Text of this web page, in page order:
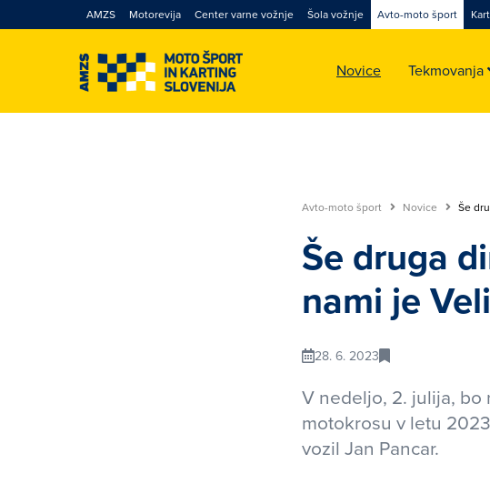
AMZS Motorevija Center varne vožnje Šola vožnje Avto-moto šport
Novice Tekmovanja
Avto-moto šport Novice Še
Še druga
nami je
28. 6. 2023
V nedeljo, 2. julija, bo
motokrosu v letu
vozil Jan Pancar.